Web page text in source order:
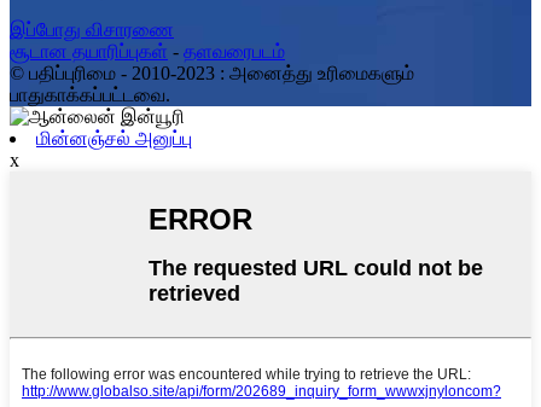
இப்போது விசாரணை
சூடான தயாரிப்புகள் - தளவரைபடம்
© பதிப்புரிமை - 2010-2023 : அனைத்து உரிமைகளும்
பாதுகாக்கப்பட்டவை.
மின்னஞ்சல் அனுப்பு
x